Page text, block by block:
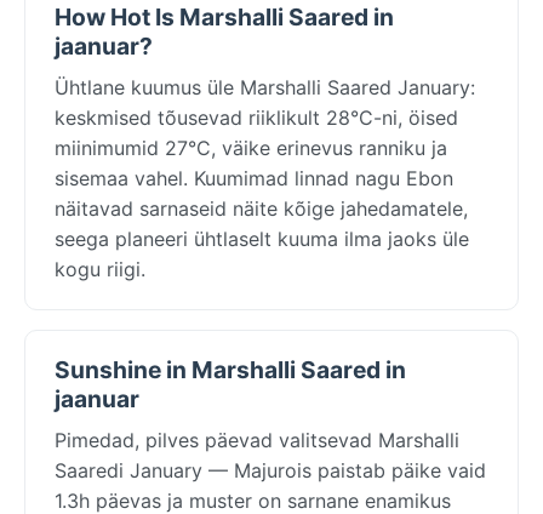
How Hot Is Marshalli Saared in
jaanuar?
Ühtlane kuumus üle Marshalli Saared January:
keskmised tõusevad riiklikult 28°C-ni, öised
miinimumid 27°C, väike erinevus ranniku ja
sisemaa vahel. Kuumimad linnad nagu Ebon
näitavad sarnaseid näite kõige jahedamatele,
seega planeeri ühtlaselt kuuma ilma jaoks üle
kogu riigi.
Sunshine in Marshalli Saared in
jaanuar
Pimedad, pilves päevad valitsevad Marshalli
Saaredi January — Majurois paistab päike vaid
1.3h päevas ja muster on sarnane enamikus